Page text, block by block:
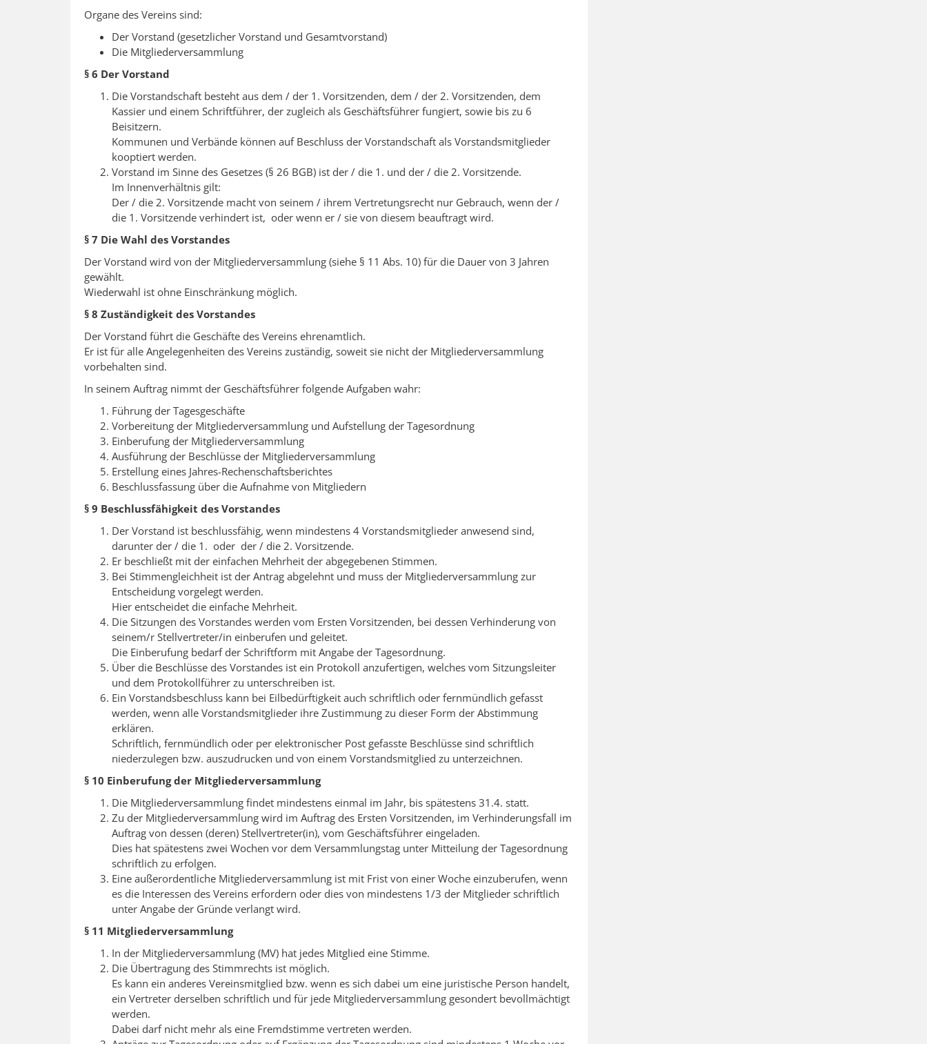
Organe des Vereins sind:
Der Vorstand (gesetzlicher Vorstand und Gesamtvorstand)
Die Mitgliederversammlung
§ 6 Der Vorstand
Die Vorstandschaft besteht aus dem / der 1. Vorsitzenden, dem / der 2. Vorsitzenden, dem
Kassier und einem Schriftführer, der zugleich als Geschäftsführer fungiert, sowie bis zu 6
Beisitzern.
Kommunen und Verbände können auf Beschluss der Vorstandschaft als Vorstandsmitglieder
kooptiert werden.
Vorstand im Sinne des Gesetzes (§ 26 BGB) ist der / die 1. und der / die 2. Vorsitzende.
Im Innenverhältnis gilt:
Der / die 2. Vorsitzende macht von seinem / ihrem Vertretungsrecht nur Gebrauch, wenn der /
die 1. Vorsitzende verhindert ist, oder wenn er / sie von diesem beauftragt wird.
§ 7 Die Wahl des Vorstandes
Der Vorstand wird von der Mitgliederversammlung (siehe § 11 Abs. 10) für die Dauer von 3 Jahren
gewählt.
Wiederwahl ist ohne Einschränkung möglich.
§ 8 Zuständigkeit des Vorstandes
Der Vorstand führt die Geschäfte des Vereins ehrenamtlich.
Er ist für alle Angelegenheiten des Vereins zuständig, soweit sie nicht der Mitgliederversammlung
vorbehalten sind.
In seinem Auftrag nimmt der Geschäftsführer folgende Aufgaben wahr:
Führung der Tagesgeschäfte
Vorbereitung der Mitgliederversammlung und Aufstellung der Tagesordnung
Einberufung der Mitgliederversammlung
Ausführung der Beschlüsse der Mitgliederversammlung
Erstellung eines Jahres-Rechenschaftsberichtes
Beschlussfassung über die Aufnahme von Mitgliedern
§ 9 Beschlussfähigkeit des Vorstandes
Der Vorstand ist beschlussfähig, wenn mindestens 4 Vorstandsmitglieder anwesend sind,
darunter der / die 1. oder der / die 2. Vorsitzende.
Er beschließt mit der einfachen Mehrheit der abgegebenen Stimmen.
Bei Stimmengleichheit ist der Antrag abgelehnt und muss der Mitgliederversammlung zur
Entscheidung vorgelegt werden.
Hier entscheidet die einfache Mehrheit.
Die Sitzungen des Vorstandes werden vom Ersten Vorsitzenden, bei dessen Verhinderung von
seinem/r Stellvertreter/in einberufen und geleitet.
Die Einberufung bedarf der Schriftform mit Angabe der Tagesordnung.
Über die Beschlüsse des Vorstandes ist ein Protokoll anzufertigen, welches vom Sitzungsleiter
und dem Protokollführer zu unterschreiben ist.
Ein Vorstandsbeschluss kann bei Eilbedürftigkeit auch schriftlich oder fernmündlich gefasst
werden, wenn alle Vorstandsmitglieder ihre Zustimmung zu dieser Form der Abstimmung
erklären.
Schriftlich, fernmündlich oder per elektronischer Post gefasste Beschlüsse sind schriftlich
niederzulegen bzw. auszudrucken und von einem Vorstandsmitglied zu unterzeichnen.
§ 10 Einberufung der Mitgliederversammlung
Die Mitgliederversammlung findet mindestens einmal im Jahr, bis spätestens 31.4. statt.
Zu der Mitgliederversammlung wird im Auftrag des Ersten Vorsitzenden, im Verhinderungsfall im
Auftrag von dessen (deren) Stellvertreter(in), vom Geschäftsführer eingeladen.
Dies hat spätestens zwei Wochen vor dem Versammlungstag unter Mitteilung der Tagesordnung
schriftlich zu erfolgen.
Eine außerordentliche Mitgliederversammlung ist mit Frist von einer Woche einzuberufen, wenn
es die Interessen des Vereins erfordern oder dies von mindestens 1/3 der Mitglieder schriftlich
unter Angabe der Gründe verlangt wird.
§ 11 Mitgliederversammlung
In der Mitgliederversammlung (MV) hat jedes Mitglied eine Stimme.
Die Übertragung des Stimmrechts ist möglich.
Es kann ein anderes Vereinsmitglied bzw. wenn es sich dabei um eine juristische Person handelt,
ein Vertreter derselben schriftlich und für jede Mitgliederversammlung gesondert bevollmächtigt
werden.
Dabei darf nicht mehr als eine Fremdstimme vertreten werden.